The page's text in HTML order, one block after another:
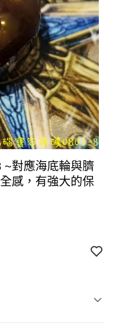
~對應海底輪與臍
感，有強大的保